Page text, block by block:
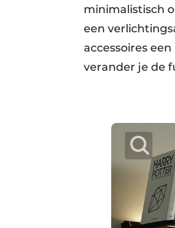
minimalistisch
een
accessoires
verander je de